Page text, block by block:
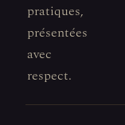
pratiques,
présentées
avec
respect.